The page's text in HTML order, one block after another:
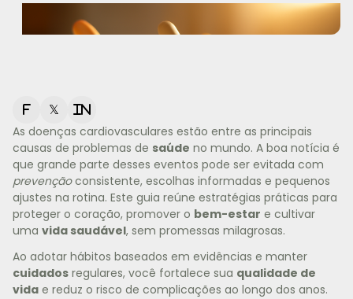
f 𝕏 in
As doenças cardiovasculares estão entre as principais
causas de problemas de saúde no mundo. A boa notícia é
que grande parte desses eventos pode ser evitada com
prevençãoconsistente, escolhas informadas e pequenos
ajustes na rotina. Este guia reúne estratégias práticas para
proteger o coração, promover o bem-estar e cultivar
uma vida saudável, sem promessas milagrosas.
Ao adotar hábitos baseados em evidências e manter
cuidados regulares, você fortalece sua qualidade de
vida e reduz o risco de complicações ao longo dos anos.